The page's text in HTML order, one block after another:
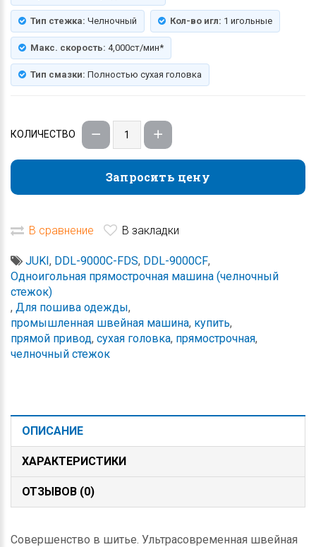
Тип стежка: Челночный Кол-во игл: 1 игольные
Макс. скорость: 4,000ст/мин*
Тип смазки: Полностью сухая головка
КОЛИЧЕСТВО
Запросить цену
Запросить цену
В сравнение В закладки
JUKI, DDL-9000C-FDS, DDL-9000CF,
Одноигольная прямострочная машина (челночный
стежок)
, Для пошива одежды,
промышленная швейная машина, купить,
прямой привод, сухая головка, прямострочная,
челночный стежок
ОПИСАНИЕ
ХАРАКТЕРИСТИКИ
ОТЗЫВОВ (0)
Совершенство в шитье. Ультрасовременная швейная